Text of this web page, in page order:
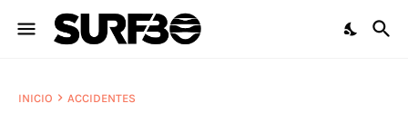
INICIO ACCIDENTES